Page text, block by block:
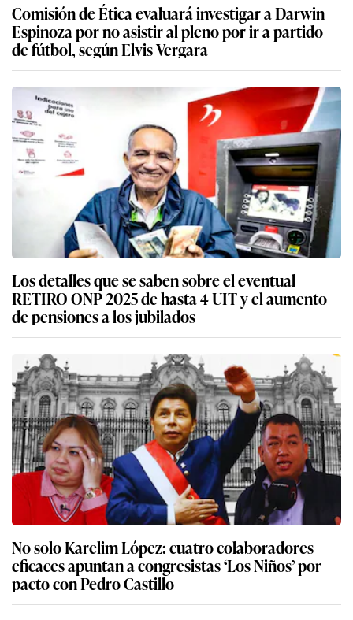
Comisión de Ética evaluará investigar a Darwin
Espinoza por no asistir al pleno por ir a partido
de fútbol, según Elvis Vergara
Los detalles que se saben sobre el eventual
RETIRO ONP 2025 de hasta 4 UIT y el aumento
de pensiones a los jubilados
No solo Karelim López: cuatro colaboradores
eficaces apuntan a congresistas ‘Los Niños’ por
pacto con Pedro Castillo